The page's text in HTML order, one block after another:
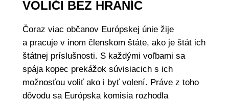
VOLIČI BEZ HRANÍC
Čoraz viac občanov Európskej únie žije
a pracuje v inom členskom štáte, ako je štát ich
štátnej príslušnosti. S každými voľbami sa
spája kopec prekážok súvisiacich s ich
možnosťou voliť ako i byť volení. Práve z toho
dôvodu sa Európska komisia rozhodla